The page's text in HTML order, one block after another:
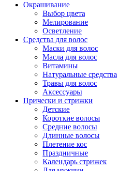
Окрашивание
Выбор цвета
Мелирование
Осветление
Средства для волос
Маски для волос
Масла для волос
Витамины
Натуральные средства
Травы для волос
Аксессуары
Прически и стрижки
Детские
Короткие волосы
Средние волосы
Длинные волосы
Плетение кос
Праздничные
Календарь стрижек